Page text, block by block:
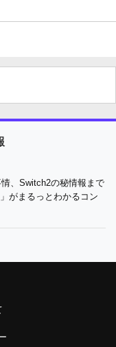
、Switch2の秘情報まで
がまるっとわかるコン